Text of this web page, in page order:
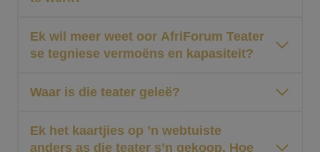
Ek wil meer weet oor AfriForum Teater
se tegniese vermoëns en kapasiteit?
Waar is die teater geleë?
Ek het kaartjies op ’n webtuiste
anders as die teater s’n gekoop. Hoe